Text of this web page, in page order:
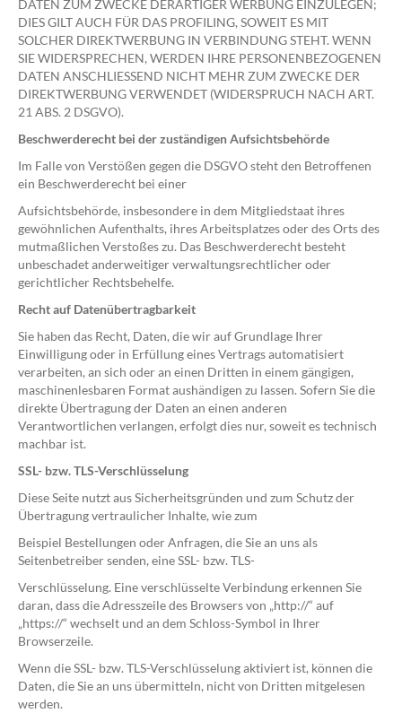
DATEN ZUM ZWECKE DERARTIGER WERBUNG EINZULEGEN;
DIES GILT AUCH FÜR DAS PROFILING, SOWEIT ES MIT
SOLCHER DIREKTWERBUNG IN VERBINDUNG STEHT. WENN
SIE WIDERSPRECHEN, WERDEN IHRE PERSONENBEZOGENEN
DATEN ANSCHLIESSEND NICHT MEHR ZUM ZWECKE DER
DIREKTWERBUNG VERWENDET (WIDERSPRUCH NACH ART.
21 ABS. 2 DSGVO).
Beschwerderecht bei der zuständigen Aufsichtsbehörde
Im Falle von Verstößen gegen die DSGVO steht den Betroffenen
ein Beschwerderecht bei einer
Aufsichtsbehörde, insbesondere in dem Mitgliedstaat ihres
gewöhnlichen Aufenthalts, ihres Arbeitsplatzes oder des Orts des
mutmaßlichen Verstoßes zu. Das Beschwerderecht besteht
unbeschadet anderweitiger verwaltungsrechtlicher oder
gerichtlicher Rechtsbehelfe.
Recht auf Datenübertragbarkeit
Sie haben das Recht, Daten, die wir auf Grundlage Ihrer
Einwilligung oder in Erfüllung eines Vertrags automatisiert
verarbeiten, an sich oder an einen Dritten in einem gängigen,
maschinenlesbaren Format aushändigen zu lassen. Sofern Sie die
direkte Übertragung der Daten an einen anderen
Verantwortlichen verlangen, erfolgt dies nur, soweit es technisch
machbar ist.
SSL- bzw. TLS-Verschlüsselung
Diese Seite nutzt aus Sicherheitsgründen und zum Schutz der
Übertragung vertraulicher Inhalte, wie zum
Beispiel Bestellungen oder Anfragen, die Sie an uns als
Seitenbetreiber senden, eine SSL- bzw. TLS-
Verschlüsselung. Eine verschlüsselte Verbindung erkennen Sie
daran, dass die Adresszeile des Browsers von „http://“ auf
„https://“ wechselt und an dem Schloss-Symbol in Ihrer
Browserzeile.
Wenn die SSL- bzw. TLS-Verschlüsselung aktiviert ist, können die
Daten, die Sie an uns übermitteln, nicht von Dritten mitgelesen
werden.